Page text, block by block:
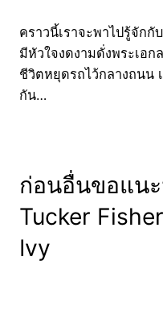
คราวนี้เราจะพาไปรู้จัก
มีหัวใจงดงามดั่งพระเอก
ชีวิตหยุดรถไว้กลางถนน
กัน…
ก่อนอื่นขอแน
Tucker
Ivy